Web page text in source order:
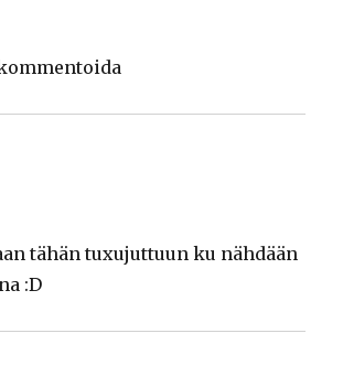
tähän tuxujuttuun ku nähdään
:D